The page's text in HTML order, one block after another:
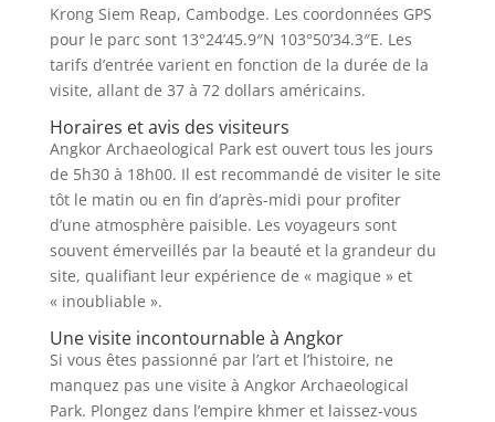
Krong Siem Reap, Cambodge. Les coordonnées GPS
pour le parc sont 13°24’45.9″N 103°50’34.3″E. Les
tarifs d’entrée varient en fonction de la durée de la
visite, allant de 37 à 72 dollars américains.
Horaires et avis des visiteurs
Angkor Archaeological Park est ouvert tous les jours
de 5h30 à 18h00. Il est recommandé de visiter le site
tôt le matin ou en fin d’après-midi pour profiter
d’une atmosphère paisible. Les voyageurs sont
souvent émerveillés par la beauté et la grandeur du
site, qualifiant leur expérience de « magique » et
« inoubliable ».
Une visite incontournable à Angkor
Si vous êtes passionné par l’art et l’histoire, ne
manquez pas une visite à Angkor Archaeological
Park. Plongez dans l’empire khmer et laissez-vous